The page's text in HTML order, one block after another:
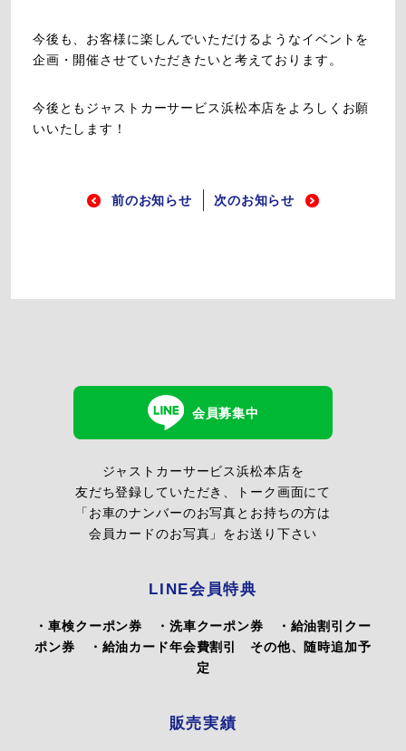
今後も、お客様に楽しんでいただけるようなイベントを
企画・開催させていただきたいと考えております。
今後ともジャストカーサービス浜松本店をよろしくお願
いいたします！
前のお知らせ 次のお知らせ
会員募集中
ジャストカーサービス浜松本店を
友だち登録していただき、トーク画面にて
「お車のナンバーのお写真とお持ちの方は
会員カードのお写真」をお送り下さい
LINE会員特典
・車検クーポン券 ・洗車クーポン券 ・給油割引クー
ポン券 ・給油カード年会費割引 その他、随時追加予
定
販売実績